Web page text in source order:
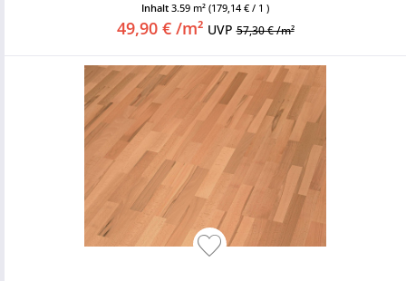
Inhalt 3.59 m² (179,14 € / 1 )
49,90 € /m² UVP57,30 € /m²